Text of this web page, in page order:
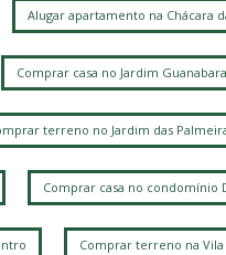
Alugar apartamento na Chácara
Comprar casa no Jardim Guanabara
terreno no Jardim das
Comprar casa no condomínio
Comprar terreno na